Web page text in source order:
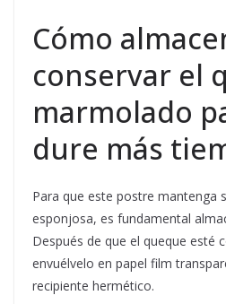
Cómo
conservar el
marmolado
dure más
Para que este postre mantenga
esponjosa, es fundamental
Después de que el queque esté
envuélvelo en papel film
recipiente hermético.